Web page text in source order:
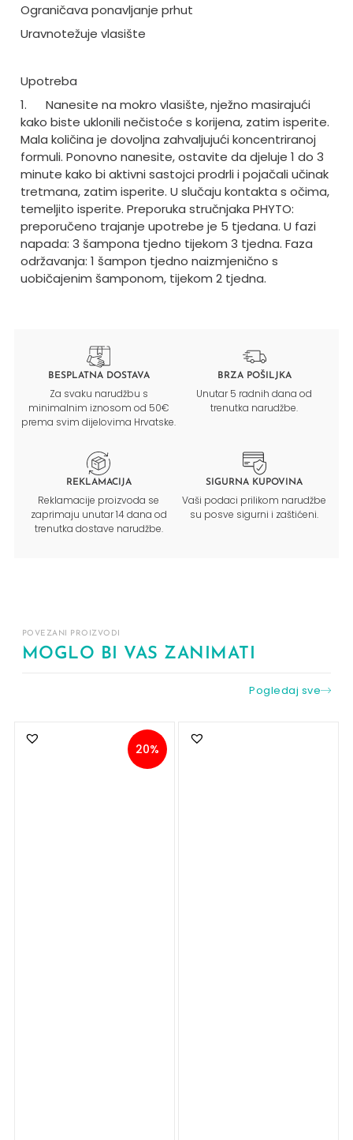
Ograničava ponavljanje prhut
Uravnotežuje vlasište
Upotreba
1.
Nanesite na mokro vlasište, nježno masirajući
kako biste uklonili nečistoće s korijena, zatim isperite.
Mala količina je dovoljna zahvaljujući koncentriranoj
formuli. Ponovno nanesite, ostavite da djeluje 1 do 3
minute kako bi aktivni sastojci prodrli i pojačali učinak
tretmana, zatim isperite. U slučaju kontakta s očima,
temeljito isperite. Preporuka stručnjaka PHYTO:
preporučeno trajanje upotrebe je 5 tjedana. U fazi
napada: 3 šampona tjedno tijekom 3 tjedna. Faza
održavanja: 1 šampon tjedno naizmjenično s
uobičajenim šamponom, tijekom 2 tjedna.
BESPLATNA DOSTAVA
Za svaku narudžbu s
minimalnim iznosom od 50€
prema svim dijelovima Hrvatske.
BRZA POŠILJKA
Unutar 5 radnih dana od
trenutka narudžbe.
REKLAMACIJA
Reklamacije proizvoda se
zaprimaju unutar 14 dana od
trenutka dostave narudžbe.
SIGURNA KUPOVINA
Vaši podaci prilikom narudžbe
su posve sigurni i zaštićeni.
POVEZANI PROIZVODI
MOGLO BI VAS ZANIMATI
Pogledaj sve
20%